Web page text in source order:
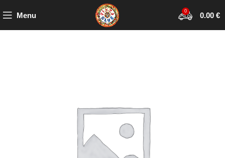
Menu 0 0.00 €